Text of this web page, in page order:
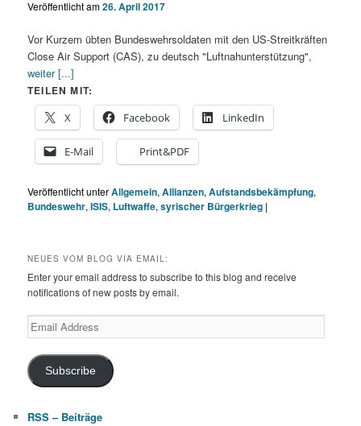
Veröffentlicht am26. April 2017
Vor Kurzem übten Bundeswehrsoldaten mit den US-Streitkräften
Close Air Support (CAS), zu deutsch "Luftnahunterstützung",
weiter [...]
TEILEN MIT:
X
Facebook LinkedIn
E-Mail Print&PDF
Veröffentlicht unterAllgemein,Allianzen,Aufstandsbekämpfung,
Bundeswehr,ISIS, Luftwaffe,syrischer Bürgerkrieg |
NEUES VOM BLOG VIA EMAIL:
Enter your email address to subscribe to this blog and receive
notifications of new posts by email.
Email
Address
Subscribe
RSS – Beiträge